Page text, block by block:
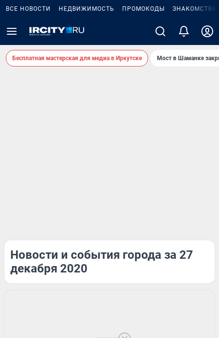
ВСЕ НОВОСТИ НЕДВИЖИМОСТЬ ПРОМОКОДЫ ЗНАКОМСТВА
Бесплатная мастерская для медиа в Иркутске Мост в Шаманке
Новости и события города за 27
декабря 2020